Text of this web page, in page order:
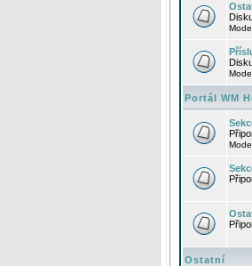
Portál WM
Ostatní